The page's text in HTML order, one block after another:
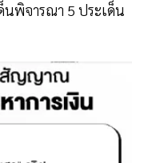
นพิจารณา 5 ประเด็น